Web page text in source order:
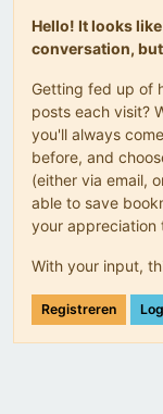
Hello! It looks
conversation,
Getting fed up of
posts each visit?
you'll always
before, and
(either via email,
able to save
your appreciation
With your input,
Registreren